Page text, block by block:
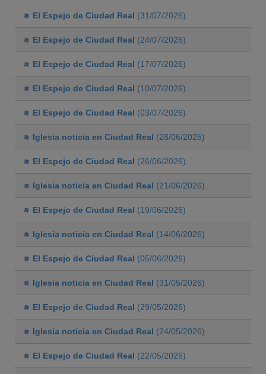
El Espejo de Ciudad Real (31/07/2026)
El Espejo de Ciudad Real (24/07/2026)
El Espejo de Ciudad Real (17/07/2026)
El Espejo de Ciudad Real (10/07/2026)
El Espejo de Ciudad Real (03/07/2026)
Iglesia noticia en Ciudad Real (28/06/2026)
El Espejo de Ciudad Real (26/06/2026)
Iglesia noticia en Ciudad Real (21/06/2026)
El Espejo de Ciudad Real (19/06/2026)
Iglesia noticia en Ciudad Real (14/06/2026)
El Espejo de Ciudad Real (05/06/2026)
Iglesia noticia en Ciudad Real (31/05/2026)
El Espejo de Ciudad Real (29/05/2026)
Iglesia noticia en Ciudad Real (24/05/2026)
El Espejo de Ciudad Real (22/05/2026)